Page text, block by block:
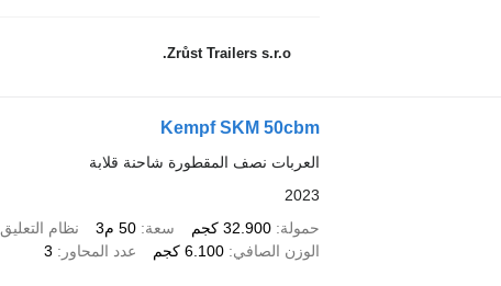
Zrůst Trailers s.r.o.
Kempf SKM 50cbm
العربات نصف المقطورة شاحنة قلابة
2023
حمولة 32.900 كجم سعة 50 م3 نظام التعليق
الوزن الصافي 6.100 كجم عدد المحاور 3